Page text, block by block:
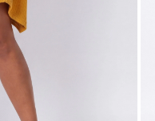
Vestes
Vestes